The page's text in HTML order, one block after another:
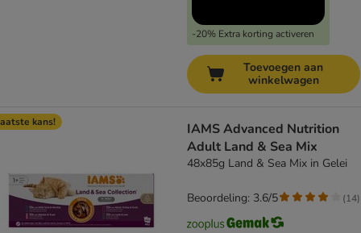
-20% Extra korting activeren
Toevoegen aan
winkelwagen
kans!
IAMS Advanced Nutrition
Adult Land & Sea Mix
48x85g Land & Sea Mix in Gelei
Beoordeling: 3.6/5 (14)